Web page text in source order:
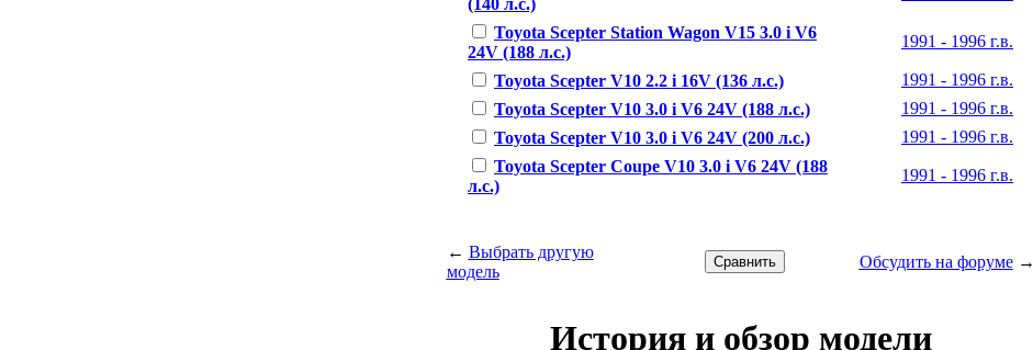
Toyota Scepter Station Wagon V15 3.0 i V6
24V (188 л.с.)
1991 - 1996 г.в.
Toyota Scepter V10 2.2 i 16V (136 л.с.)
1991 - 1996 г.в.
Toyota Scepter V10 3.0 i V6 24V (188 л.с.)
1991 - 1996 г.в.
Toyota Scepter V10 3.0 i V6 24V (200 л.с.)
1991 - 1996 г.в.
Toyota Scepter Coupe V10 3.0 i V6 24V (188
л.с.)
1991 - 1996 г.в.
← Выбрать другую
модель
Обсудить на форуме→
История и обзор модели